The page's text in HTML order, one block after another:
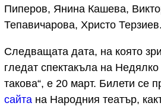
Пиперов, Янина Кашева,
Тепавичарова, Христо Терзиев.
Следващата дата, на която
гледат спектакъла на
такова“, е 20 март. Билети се
сайта на Народния театър,